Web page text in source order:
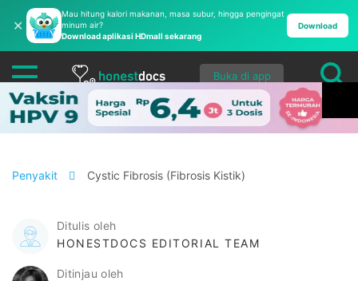
✕
Mau hitung kalori makanan, masa subur, hingga pengingat
minum air?
Download aplikasi HDmall sekarang
Download
Buka di app
Penyakit Cystic Fibrosis (Fibrosis Kistik)
Ditulis oleh
HONESTDOCS EDITORIAL TEAM
Ditinjau oleh